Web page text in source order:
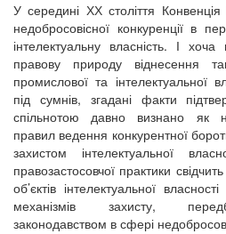
У середині ХХ століття
недобросовісної конкуренції в
інтелектуальну власність. І
правову природу віднесення
промислової та інтелектуальної
під сумнів, згадані факти
спільнотою давно визнано як
правил ведення конкурентної
захистом інтелектуальної
правозастосовчої практики
об’єктів інтелектуальної
механізмів захисту,
законодавством в сфері